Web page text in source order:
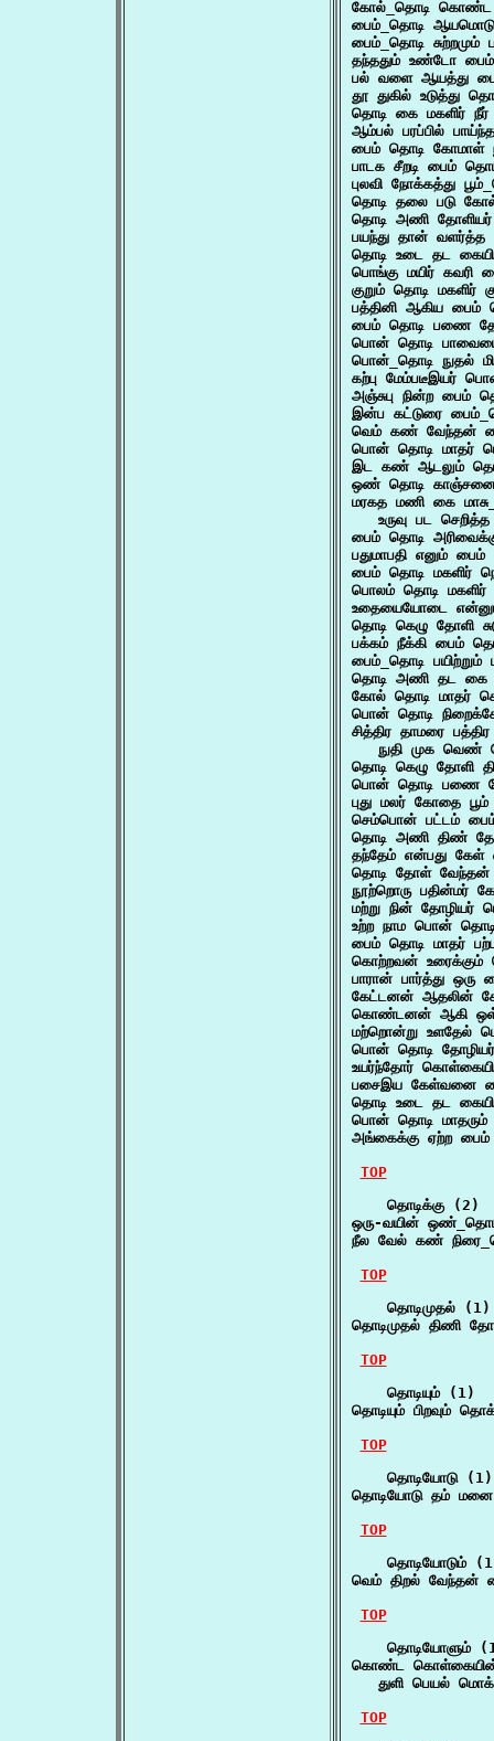
கோல்_தொடி
பைம்_தொடி
பைம்_தொடி
தந்ததும் உண்டோ
பல் வளை ஆயத்து
தூ துகில்
தொடி கை மகளிர்
ஆம்பல் பரப்பில்
பைம் தொடி
பாடக சீறடி பைம்
புலவி நோக்கத்து
தொடி தலை படு
தொடி அணி
பயந்து தான்
தொடி உடை தட
பொங்கு மயிர்
குறும் தொடி மகளிர்
பத்தினி ஆகிய
பைம் தொடி பணை
பொன் தொடி
பொன்_தொடி நுதல்
கற்பு மேம்படீஇயர்
அஞ்சுபு நின்ற
இன்ப கட்டுரை
வெம் கண் வேந்தன்
பொன் தொடி மாதர்
இட கண் ஆடலும்
ஒண் தொடி காஞ்சனை
மரகத மணி கை
உருவு பட
பைம் தொடி
பதுமாபதி எனும்
பைம் தொடி மகளிர்
பொலம் தொடி
உதையையோடை
தொடி கெழு தோளி
பக்கம் நீக்கி பைம்
பைம்_தொடி
தொடி அணி தட
கோல் தொடி மாதர்
பொன் தொடி
சித்திர தாமரை
நுதி முக வெண்
தொடி கெழு தோளி
பொன் தொடி பணை
புது மலர் கோதை
செம்பொன் பட்டம்
தொடி அணி திண்
தந்தேம் என்பது
தொடி தோள் வேந்தன்
நூற்றொரு பதின்மர்
மற்று நின்
உற்ற நாம பொன்
பைம் தொடி மாதர்
கொற்றவன்
பாரான் பார்த்து
கேட்டனன் ஆதலின்
கொண்டனன் ஆகி
மற்றொன்று உளதேல்
பொன் தொடி தோழியர்
உயர்ந்தோர்
பசைஇய கேள்வனை
தொடி உடை தட
பொன் தொடி
அங்கைக்கு ஏற்ற
TOP
    தொடிக்கு (2)
ஒரு-வயின்
நீல வேல் கண்
TOP
    தொடிமுதல் (1)
தொடிமுதல் திணி
TOP
    தொடியும் (1)
தொடியும் பிறவும்
TOP
    தொடியோடு (1)
தொடியோடு தம்
TOP
தொடியோடும்
வெம் திறல் வேந்தன்
TOP
தொடியோளும்
கொண்ட
துளி பெயல்
TOP